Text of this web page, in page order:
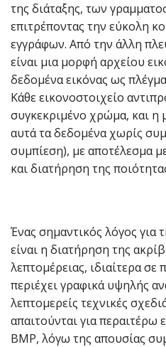
της διάταξης, των
επιτρέποντας την εύκολη
εγγράφων. Από την άλλη
είναι μια μορφή αρχείου
δεδομένα εικόνας ως
Κάθε εικονοστοιχείο
συγκεκριμένο χρώμα, και η
αυτά τα δεδομένα χωρίς
συμπίεση), με αποτέλεσμα
και διατήρηση της
Ένας σημαντικός λόγος για
είναι η διατήρηση της
λεπτομέρειας, ιδιαίτερα
περιέχει γραφικά υψηλής
λεπτομερείς τεχνικές
απαιτούνται για περαιτέρω
BMP, λόγω της απουσίας